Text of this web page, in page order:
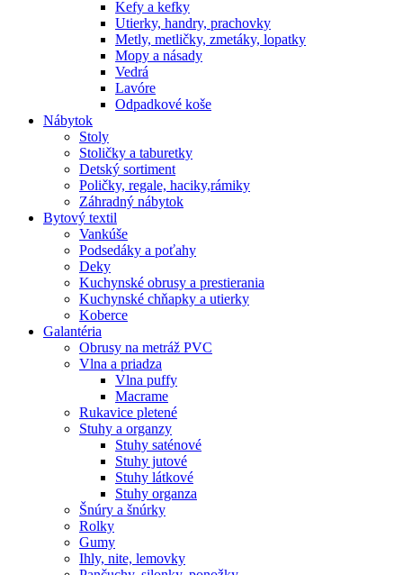
Kefy a kefky
Utierky, handry, prachovky
Metly, metličky, zmetáky, lopatky
Mopy a násady
Vedrá
Lavóre
Odpadkové koše
Nábytok
Stoly
Stoličky a taburetky
Detský sortiment
Poličky, regale, haciky,rámiky
Záhradný nábytok
Bytový textil
Vankúše
Podsedáky a poťahy
Deky
Kuchynské obrusy a prestierania
Kuchynské chňapky a utierky
Koberce
Galantéria
Obrusy na metráž PVC
Vlna a priadza
Vlna puffy
Macrame
Rukavice pletené
Stuhy a organzy
Stuhy saténové
Stuhy jutové
Stuhy látkové
Stuhy organza
Šnúry a šnúrky
Rolky
Gumy
Ihly, nite, lemovky